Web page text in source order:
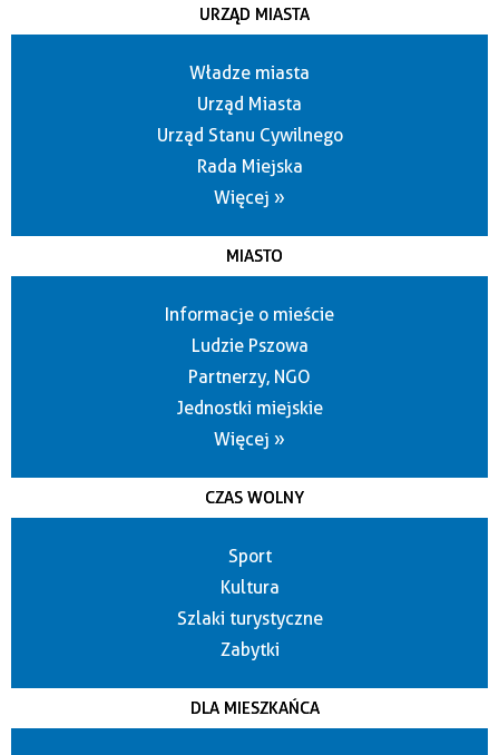
URZĄD MIASTA
Władze miasta
Urząd Miasta
Urząd Stanu Cywilnego
Rada Miejska
Więcej »
MIASTO
Informacje o mieście
Ludzie Pszowa
Partnerzy, NGO
Jednostki miejskie
Więcej »
CZAS WOLNY
Sport
Kultura
Szlaki turystyczne
Zabytki
DLA MIESZKAŃCA